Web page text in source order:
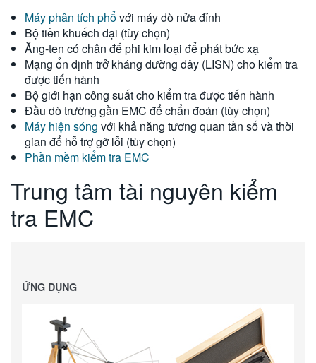
Máy phân tích phổvới máy dò nửa đỉnh
Bộ tiền khuếch đại (tùy chọn)
Ăng-ten có chân đế phi kim loại để phát bức xạ
Mạng ổn định trở kháng đường dây (LISN) cho kiểm tra
được tiến hành
Bộ giới hạn công suất cho kiểm tra được tiến hành
Đầu dò trường gần EMC để chẩn đoán (tùy chọn)
Máy hiện sóng với khả năng tương quan tần số và thời
gian để hỗ trợ gỡ lỗi (tùy chọn)
Phần mềm kiểm tra EMC
Trung tâm tài nguyên kiểm
tra EMC
ỨNG DỤNG